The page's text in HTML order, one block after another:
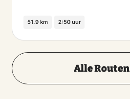
51.9 km 2:50 uur
Alle Routen